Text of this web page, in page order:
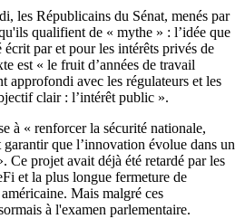
les Républicains du Sénat, menés par
qualifient de « mythe » : l’idée que
écrit par et pour les intérêts privés de
est « le fruit d’années de travail
approfondi avec les régulateurs et les
clair : l’intérêt public ».
à « renforcer la sécurité nationale,
garantir que l’innovation évolue dans un
Ce projet avait déjà été retardé par les
et la plus longue fermeture de
Mais malgré ces
à l'examen parlementaire.